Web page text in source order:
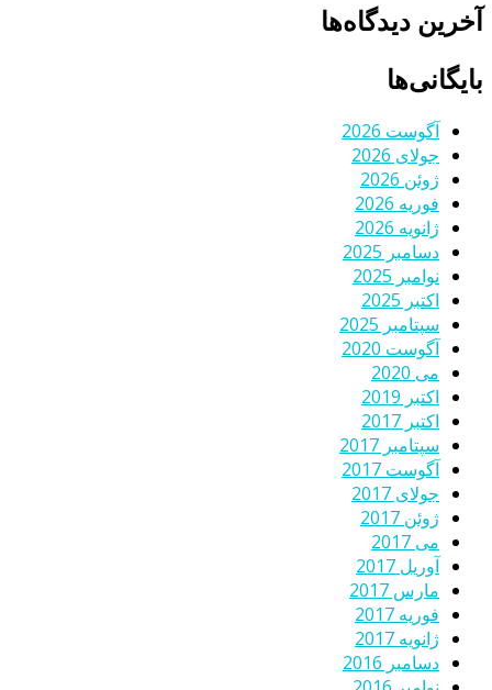
آخرین دیدگاه‌ها
بایگانی‌ها
آگوست 2026
جولای 2026
ژوئن 2026
فوریه 2026
ژانویه 2026
دسامبر 2025
نوامبر 2025
اکتبر 2025
سپتامبر 2025
آگوست 2020
می 2020
اکتبر 2019
اکتبر 2017
سپتامبر 2017
آگوست 2017
جولای 2017
ژوئن 2017
می 2017
آوریل 2017
مارس 2017
فوریه 2017
ژانویه 2017
دسامبر 2016